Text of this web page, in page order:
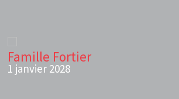
Famille Fortier
1 janvier 2028